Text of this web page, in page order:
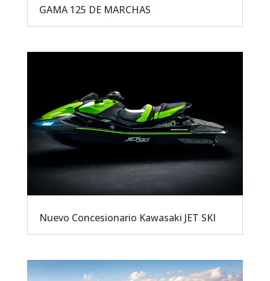
GAMA 125 DE MARCHAS
Nuevo Concesionario Kawasaki JET SKI